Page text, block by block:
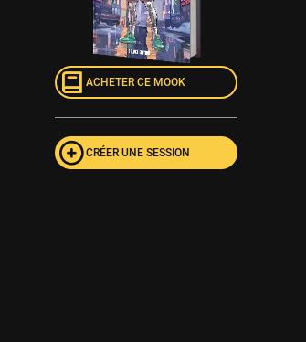
ACHETER CE MOOK
CRÉER UNE SESSION